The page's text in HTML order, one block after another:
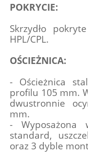
POKRYCIE:
Skrzydło
HPL/CPL.
OŚCIEŻNICA:
- Ościeżnica
profilu 105 mm.
dwustronnie
mm.
- Wyposażona
standard,
oraz 3 dyble